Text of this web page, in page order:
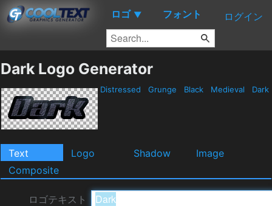
ロゴ ▼ フォント ログイン
Dark Logo Generator
Distressed Grunge Black Medieval Dark
Text Logo Shadow
Image
Composite
ロゴテキスト